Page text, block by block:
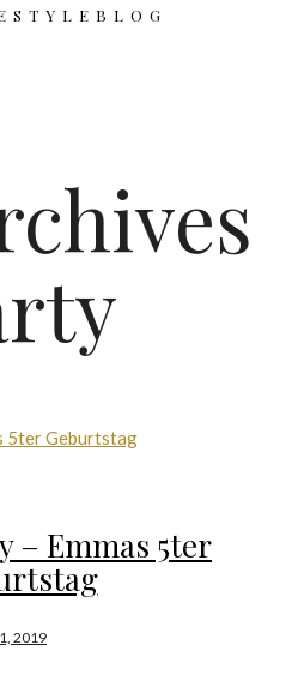
– Emmas 5ter
2019